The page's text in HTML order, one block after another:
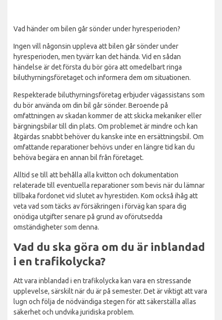
Vad händer om bilen går sönder under hyresperioden?
Ingen vill någonsin uppleva att bilen går sönder under
hyresperioden, men tyvärr kan det hända. Vid en sådan
händelse är det första du bör göra att omedelbart ringa
biluthyrningsföretaget och informera dem om situationen.
Respekterade biluthyrningsföretag erbjuder vägassistans som
du bör använda om din bil går sönder. Beroende på
omfattningen av skadan kommer de att skicka mekaniker eller
bärgningsbilar till din plats. Om problemet är mindre och kan
åtgärdas snabbt behöver du kanske inte en ersättningsbil. Om
omfattande reparationer behövs under en längre tid kan du
behöva begära en annan bil från företaget.
Alltid se till att behålla alla kvitton och dokumentation
relaterade till eventuella reparationer som bevis när du lämnar
tillbaka fordonet vid slutet av hyrestiden. Kom också ihåg att
veta vad som täcks av försäkringen i förväg kan spara dig
onödiga utgifter senare på grund av oförutsedda
omständigheter som denna.
Vad du ska göra om du är inblandad
i en trafikolycka?
Att vara inblandad i en trafikolycka kan vara en stressande
upplevelse, särskilt när du är på semester. Det är viktigt att vara
lugn och följa de nödvändiga stegen för att säkerställa allas
säkerhet och undvika juridiska problem.